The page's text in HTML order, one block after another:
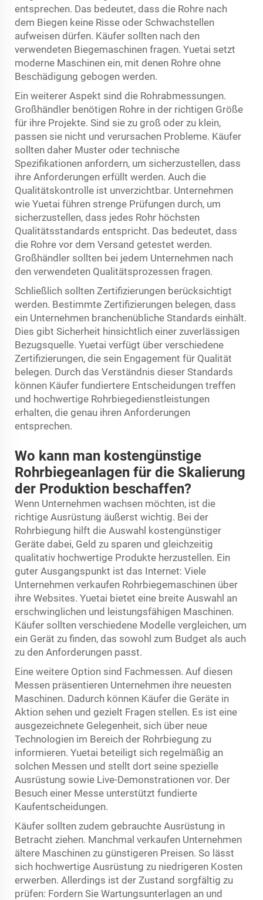
entsprechen. Das bedeutet, dass die Rohre nach
dem Biegen keine Risse oder Schwachstellen
aufweisen dürfen. Käufer sollten nach den
verwendeten Biegemaschinen fragen. Yuetai setzt
moderne Maschinen ein, mit denen Rohre ohne
Beschädigung gebogen werden.
Ein weiterer Aspekt sind die Rohrabmessungen.
Großhändler benötigen Rohre in der richtigen Größe
für ihre Projekte. Sind sie zu groß oder zu klein,
passen sie nicht und verursachen Probleme. Käufer
sollten daher Muster oder technische
Spezifikationen anfordern, um sicherzustellen, dass
ihre Anforderungen erfüllt werden. Auch die
Qualitätskontrolle ist unverzichtbar. Unternehmen
wie Yuetai führen strenge Prüfungen durch, um
sicherzustellen, dass jedes Rohr höchsten
Qualitätsstandards entspricht. Das bedeutet, dass
die Rohre vor dem Versand getestet werden.
Großhändler sollten bei jedem Unternehmen nach
den verwendeten Qualitätsprozessen fragen.
Schließlich sollten Zertifizierungen berücksichtigt
werden. Bestimmte Zertifizierungen belegen, dass
ein Unternehmen branchenübliche Standards einhält.
Dies gibt Sicherheit hinsichtlich einer zuverlässigen
Bezugsquelle. Yuetai verfügt über verschiedene
Zertifizierungen, die sein Engagement für Qualität
belegen. Durch das Verständnis dieser Standards
können Käufer fundiertere Entscheidungen treffen
und hochwertige Rohrbiegedienstleistungen
erhalten, die genau ihren Anforderungen
entsprechen.
Wo kann man kostengünstige
Rohrbiegeanlagen für die Skalierung
der Produktion beschaffen?
Wenn Unternehmen wachsen möchten, ist die
richtige Ausrüstung äußerst wichtig. Bei der
Rohrbiegung hilft die Auswahl kostengünstiger
Geräte dabei, Geld zu sparen und gleichzeitig
qualitativ hochwertige Produkte herzustellen. Ein
guter Ausgangspunkt ist das Internet: Viele
Unternehmen verkaufen Rohrbiegemaschinen über
ihre Websites. Yuetai bietet eine breite Auswahl an
erschwinglichen und leistungsfähigen Maschinen.
Käufer sollten verschiedene Modelle vergleichen, um
ein Gerät zu finden, das sowohl zum Budget als auch
zu den Anforderungen passt.
Eine weitere Option sind Fachmessen. Auf diesen
Messen präsentieren Unternehmen ihre neuesten
Maschinen. Dadurch können Käufer die Geräte in
Aktion sehen und gezielt Fragen stellen. Es ist eine
ausgezeichnete Gelegenheit, sich über neue
Technologien im Bereich der Rohrbiegung zu
informieren. Yuetai beteiligt sich regelmäßig an
solchen Messen und stellt dort seine spezielle
Ausrüstung sowie Live-Demonstrationen vor. Der
Besuch einer Messe unterstützt fundierte
Kaufentscheidungen.
Käufer sollten zudem gebrauchte Ausrüstung in
Betracht ziehen. Manchmal verkaufen Unternehmen
ältere Maschinen zu günstigeren Preisen. So lässt
sich hochwertige Ausrüstung zu niedrigeren Kosten
erwerben. Allerdings ist der Zustand sorgfältig zu
prüfen: Fordern Sie Wartungsunterlagen an und